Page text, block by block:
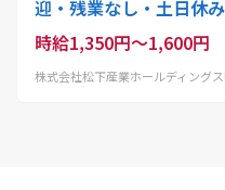
迎・残業なし・土日休
間〜就業可能/スタッフ
時給1,350円～1,600円
株式会社松下産業ホールディングス